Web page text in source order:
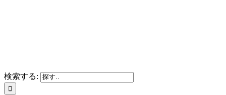
検索する: